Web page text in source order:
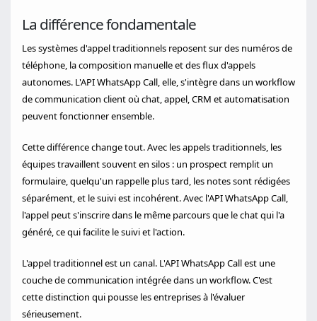
La différence fondamentale
Les systèmes d'appel traditionnels reposent sur des numéros de
téléphone, la composition manuelle et des flux d'appels
autonomes. L'API WhatsApp Call, elle, s'intègre dans un workflow
de communication client où chat, appel, CRM et automatisation
peuvent fonctionner ensemble.
Cette différence change tout. Avec les appels traditionnels, les
équipes travaillent souvent en silos : un prospect remplit un
formulaire, quelqu'un rappelle plus tard, les notes sont rédigées
séparément, et le suivi est incohérent. Avec l'API WhatsApp Call,
l'appel peut s'inscrire dans le même parcours que le chat qui l'a
généré, ce qui facilite le suivi et l'action.
L'appel traditionnel est un canal. L'API WhatsApp Call est une
couche de communication intégrée dans un workflow. C'est
cette distinction qui pousse les entreprises à l'évaluer
sérieusement.